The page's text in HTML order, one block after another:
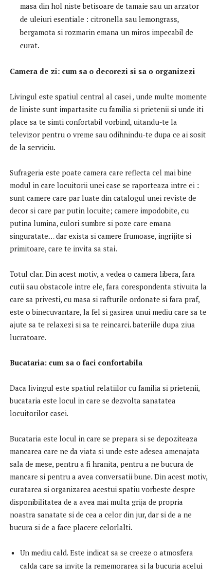
masa din hol niste betisoare de tamaie sau un arzator
de uleiuri esentiale : citronella sau lemongrass,
bergamota si rozmarin emana un miros impecabil de
curat.
Camera de zi: cum sa o decorezi si sa o organizezi
Livingul este spatiul central al casei , unde multe momente
de liniste sunt impartasite cu familia si prietenii si unde iti
place sa te simti confortabil vorbind, uitandu-te la
televizor pentru o vreme sau odihnindu-te dupa ce ai sosit
de la serviciu.
Sufrageria este poate camera care reflecta cel mai bine
modul in care locuitorii unei case se raporteaza intre ei :
sunt camere care par luate din catalogul unei reviste de
decor si care par putin locuite; camere impodobite, cu
putina lumina, culori sumbre si poze care emana
singuratate… dar exista si camere frumoase, ingrijite si
primitoare, care te invita sa stai.
Totul clar. Din acest motiv, a vedea o camera libera, fara
cutii sau obstacole intre ele, fara corespondenta stivuita la
care sa privesti, cu masa si rafturile ordonate si fara praf,
este o binecuvantare, la fel si gasirea unui mediu care sa te
ajute sa te relaxezi si sa te reincarci. bateriile dupa ziua
lucratoare.
Bucataria: cum sa o faci confortabila
Daca livingul este spatiul relatiilor cu familia si prietenii,
bucataria este locul in care se dezvolta sanatatea
locuitorilor casei.
Bucataria este locul in care se prepara si se depoziteaza
mancarea care ne da viata si unde este adesea amenajata
sala de mese, pentru a fi hranita, pentru a ne bucura de
mancare si pentru a avea conversatii bune. Din acest motiv,
curatarea si organizarea acestui spatiu vorbeste despre
disponibilitatea de a avea mai multa grija de propria
noastra sanatate si de cea a celor din jur, dar si de a ne
bucura si de a face placere celorlalti.
Un mediu cald. Este indicat sa se creeze o atmosfera
calda care sa invite la rememorarea si la bucuria acelui